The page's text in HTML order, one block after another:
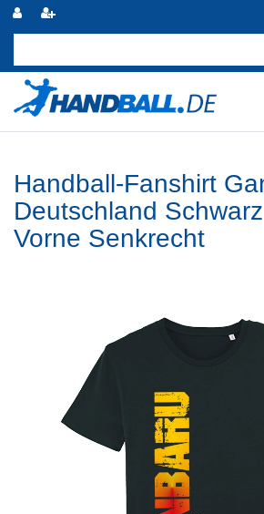
Handball-Fanshirt
Deutschland
Vorne Senkrecht